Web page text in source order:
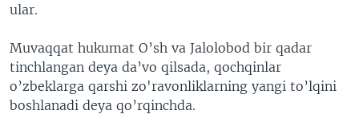
ular.
Muvaqqat hukumat O’sh va Jalolobod bir qadar
tinchlangan deya da’vo qilsada, qochqinlar
o’zbeklarga qarshi zo'ravonliklarning yangi to’lqini
boshlanadi deya qo’rqinchda.